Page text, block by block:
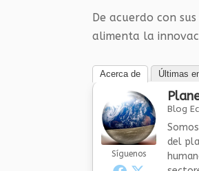
De acuerdo con
alimenta la
Acerca de Últimas
Síguenos
Blog
del